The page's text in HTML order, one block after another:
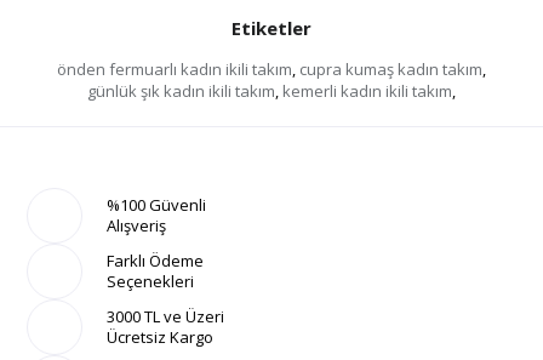
Etiketler
önden fermuarlı kadın ikili takım, cupra kumaş kadın takım,
günlük şık kadın ikili takım, kemerli kadın ikili takım,
%100 Güvenli
Alışveriş
Farklı Ödeme
Seçenekleri
3000 TL ve Üzeri
Ücretsiz Kargo